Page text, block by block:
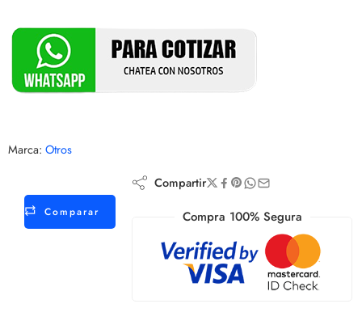
Marca: Otros
Comparar
Compartir
Compra 100% Segura